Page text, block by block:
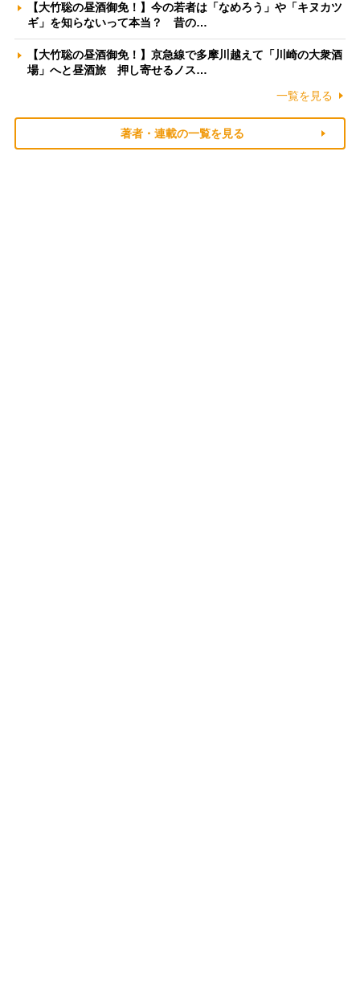
【大竹聡の昼酒御免！】今の若者は「なめろう」や「キヌカツ
ギ」を知らないって本当？ 昔の…
【大竹聡の昼酒御免！】京急線で多摩川越えて「川崎の大衆酒
場」へと昼酒旅 押し寄せるノス…
一覧を見る
著者・連載の一覧を見る